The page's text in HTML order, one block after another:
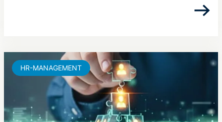
HR-MANAGEMENT